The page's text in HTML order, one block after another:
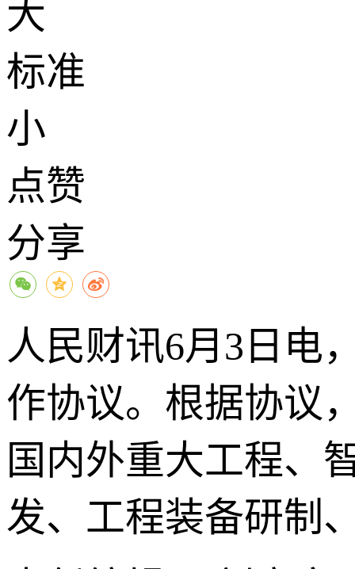
大
标准
小
点赞
分享
人民财讯6月3日电
作协议。根据协议
国内外重大工程、
发、工程装备研制